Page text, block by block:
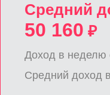
Средний
50 160 ₽
Доход в неделю
Средний доход